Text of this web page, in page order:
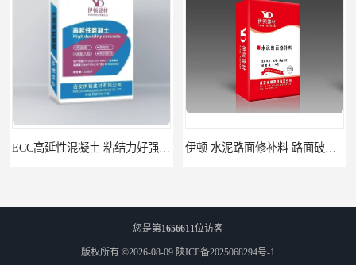
您是第1656611位访客
版权所有 ©2026-08-09 陕ICP备2025068294号-1